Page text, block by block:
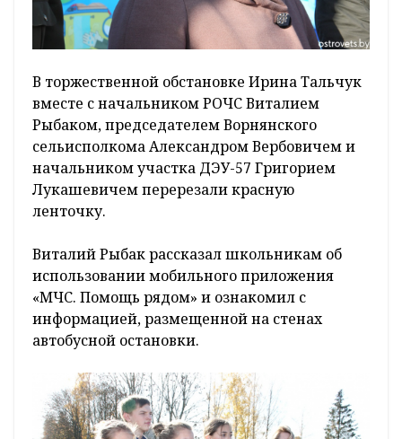
В торжественной обстановке Ирина Тальчук
вместе с начальником РОЧС Виталием
Рыбаком, председателем Ворнянского
сельисполкома Александром Вербовичем и
начальником участка ДЭУ-57 Григорием
Лукашевичем перерезали красную
ленточку.
Виталий Рыбак рассказал школьникам об
использовании мобильного приложения
«МЧС. Помощь рядом» и ознакомил с
информацией, размещенной на стенах
автобусной остановки.